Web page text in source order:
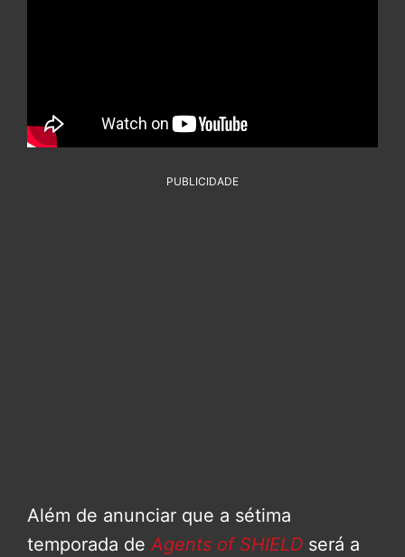
PUBLICIDADE
Além de anunciar que a sétima
temporada de Agents of SHIELD será a